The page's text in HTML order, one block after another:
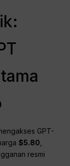
GPT-
$5.80
resmi